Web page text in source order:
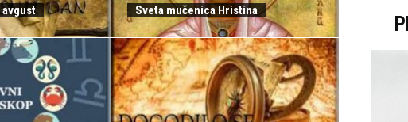
avgust Sveta mučenica Hristina